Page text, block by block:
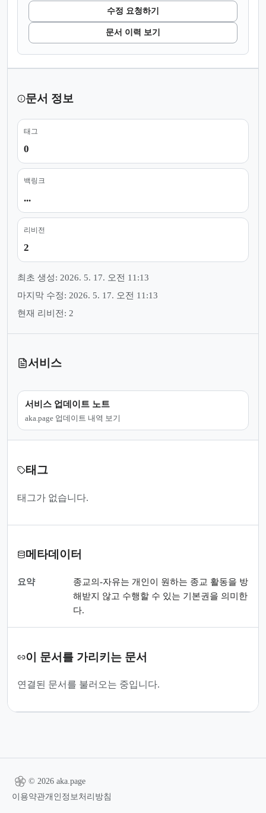
수정 요청하기
문서 이력 보기
문서 정보
태그
0
백링크
...
리비전
2
최초 생성: 2026. 5. 17. 오전 11:13
마지막 수정: 2026. 5. 17. 오전 11:13
현재 리비전: 2
서비스
서비스 업데이트 노트
aka.page 업데이트 내역 보기
태그
태그가 없습니다.
메타데이터
요약
종교의-자유는 개인이 원하는 종교 활동을 방
해받지 않고 수행할 수 있는 기본권을 의미한
다.
이 문서를 가리키는 문서
연결된 문서를 불러오는 중입니다.
© 2026 aka.page
이용약관개인정보처리방침